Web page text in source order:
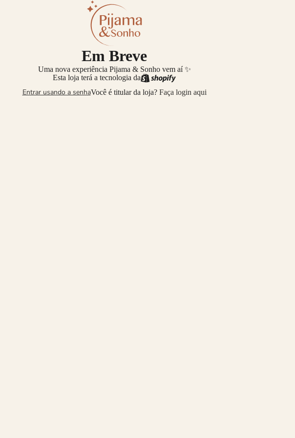
Em Breve
Uma nova experiência Pijama & Sonho vem aí ✨
Esta loja terá a tecnologia da
Entrar usando a senhaVocê é titular da loja? Faça login aqui